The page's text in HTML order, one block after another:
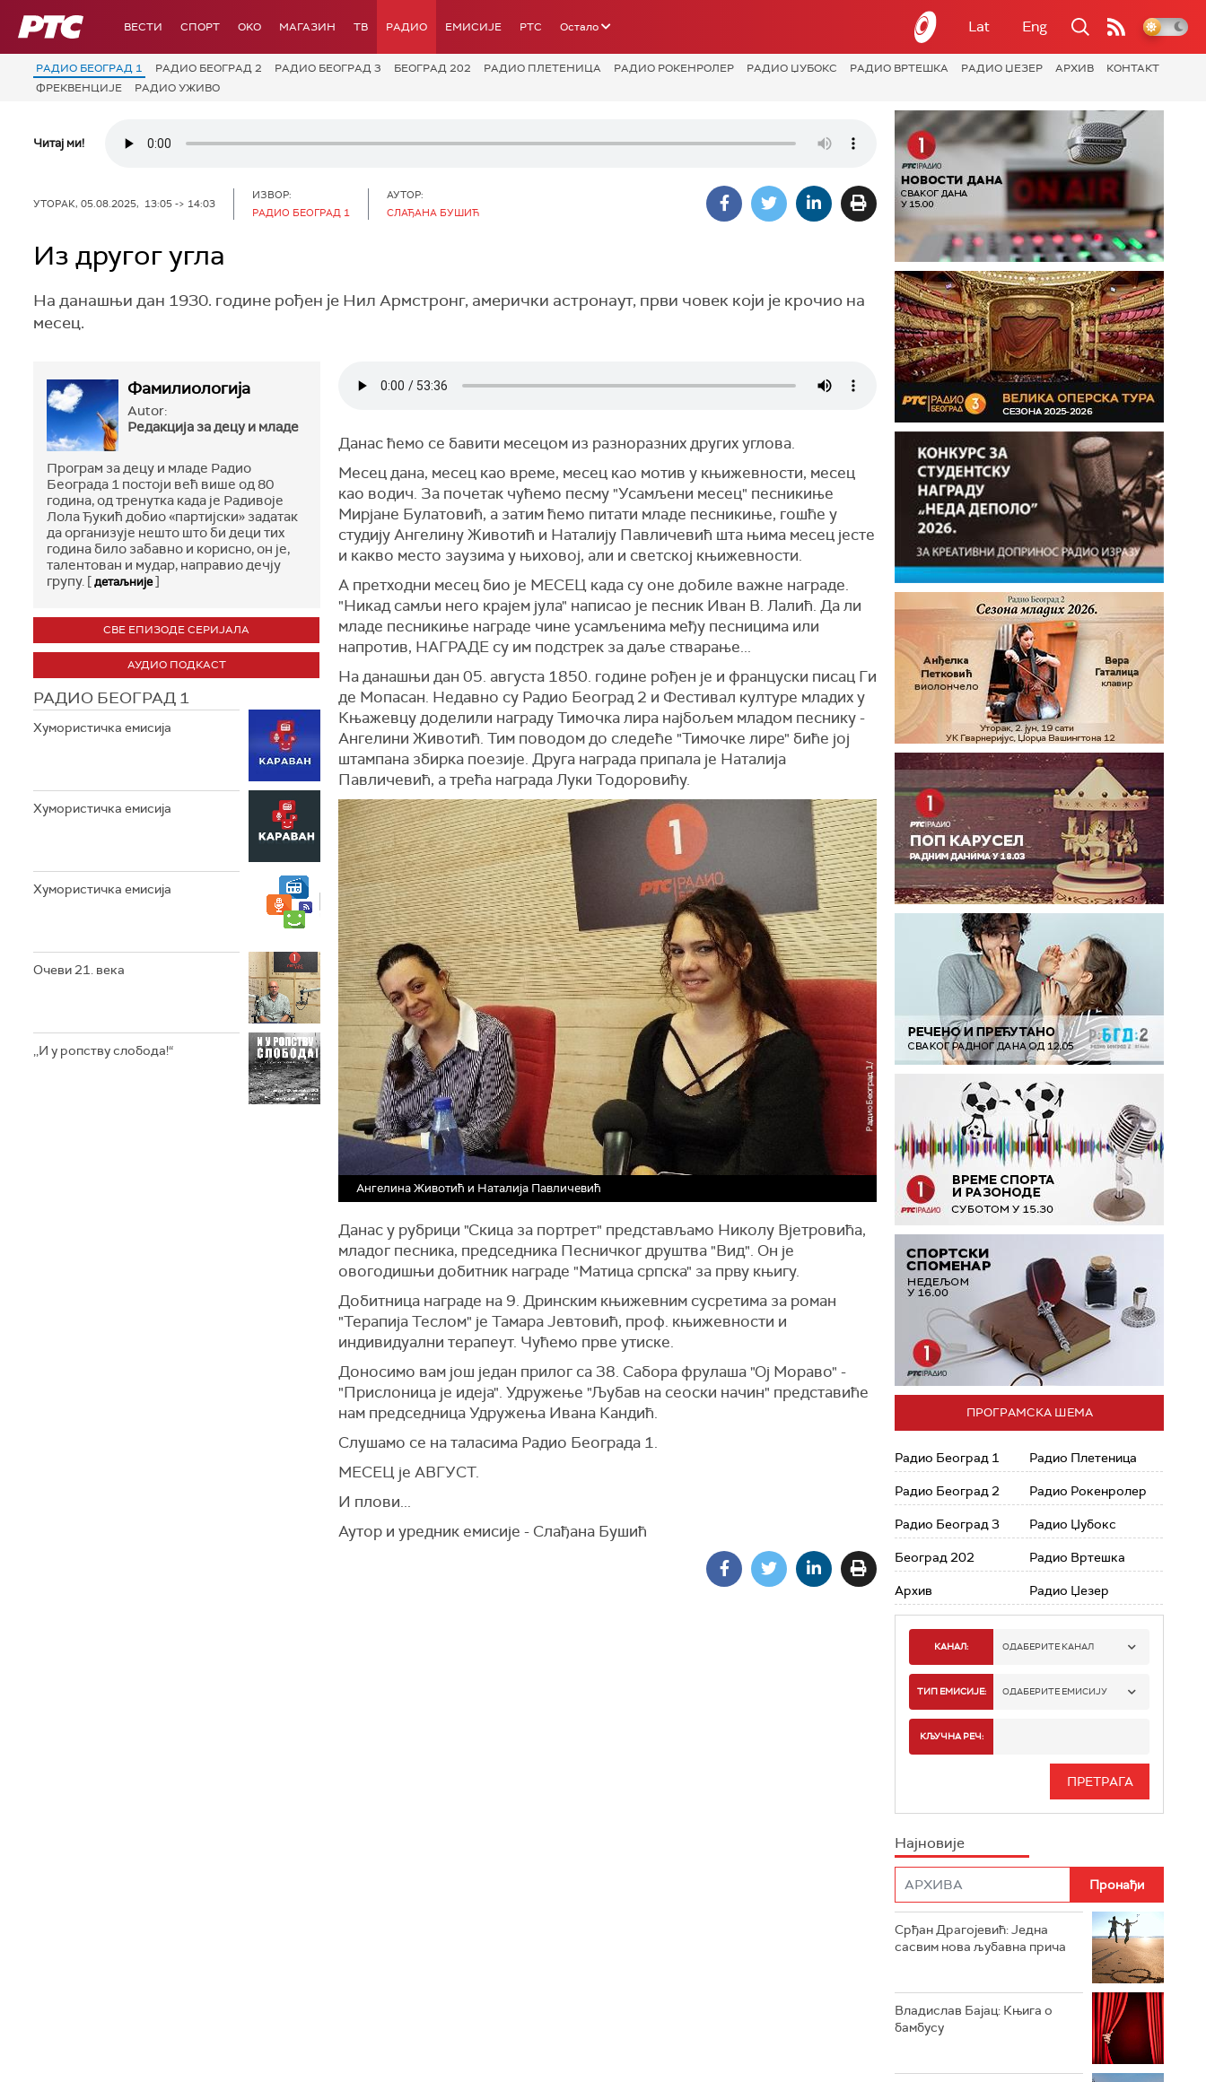
РТС ВЕСТИ СПОРТ OKO МАГАЗИН ТВ РАДИО ЕМИСИЈЕ РТС Остало Lat Eng
РАДИО БЕОГРАД 1 РАДИО БЕОГРАД 2 РАДИО БЕОГРАД 3 БЕОГРАД 202 РАДИО ПЛЕТЕНИЦА РАДИО РОКЕНРОЛЕР РАДИО ЏУБОКС РАДИО ВРТЕШКА РАДИО ЏЕЗЕР АРХИВ
КОНТАКТ
ФРЕКВЕНЦИЈЕ
РАДИО УЖИВО
Читај ми!
УТОРАК, 05.08.2025, 13:05 -> 14:03
ИЗВОР:
РАДИО БЕОГРАД 1
АУТОР:
СЛАЂАНА БУШИЋ
Из другог угла
На данашњи дан 1930. године рођен је Нил Армстронг, амерички астронаут, први човек који је крочио на
месец.
Фамилиологија
Autor:
Редакција за децу и младе
Програм за децу и младе Радио
Београда 1 постоји већ више од 80
година, од тренутка када је Радивоје
Лола Ђукић добио «партијски» задатак
да организује нешто што би деци тих
година било забавно и корисно, он је,
талентован и мудар, направио дечју
групу. [детаљније]
СВЕ ЕПИЗОДЕ СЕРИЈАЛА
АУДИО ПОДКАСТ
РАДИО БЕОГРАД 1
Хумористичка емисија
Хумористичка емисија
Хумористичка емисија
Очеви 21. века
,,И у ропству слобода!“
Данас ћемо се бавити месецом из разноразних других углова.
Месец дана, месец као време, месец као мотив у књижевности, месец
као водич. За почетак чућемо песму "Усамљени месец" песникиње
Мирјане Булатовић, а затим ћемо питати младе песникиње, гошће у
студију Ангелину Животић и Наталију Павличевић шта њима месец јесте
и какво место заузима у њиховој, али и светској књижевности.
А претходни месец био је МЕСЕЦ када су оне добиле важне награде.
"Никад самљи него крајем јула" написао је песник Иван В. Лалић. Да ли
младе песникиње награде чине усамљенима међу песницима или
напротив, НАГРАДЕ су им подстрек за даље стварање...
На данашњи дан 05. августа 1850. године рођен је и француски писац Ги
де Мопасан. Недавно су Радио Београд 2 и Фестивал културе младих у
Књажевцу доделили награду Тимочка лира најбољем младом песнику -
Ангелини Животић. Тим поводом до следеће "Тимочке лире" биће јој
штампана збирка поезије. Друга награда припала је Наталија
Павличевић, а трећа награда Луки Тодоровићу.
Ангелина Животић и Наталија Павличевић
Данас у рубрици "Скица за портрет" представљамо Николу Вјетровића,
младог песника, председника Песничког друштва "Вид". Он је
овогодишњи добитник награде "Матица српска" за прву књигу.
Добитница награде на 9. Дринским књижевним сусретима за роман
"Терапија Теслом" је Тамара Јевтовић, проф. књижевности и
индивидуални терапеут. Чућемо прве утиске.
Доносимо вам још један прилог са 38. Сабора фрулаша "Ој Мораво" -
"Прислоница је идеја". Удружење "Љубав на сеоски начин" представиће
нам председница Удружења Ивана Кандић.
Слушамо се на таласима Радио Београда 1.
МЕСЕЦ је АВГУСТ.
И плови...
Аутор и уредник емисије - Слађана Бушић
ПРОГРАМСКА ШЕМА
Радио Београд 1
Радио Београд 2
Радио Београд 3
Београд 202
Архив
Радио Плетеница
Радио Рокенролер
Радио Џубокс
Радио Вртешка
Радио Џезер
КАНАЛ: ОДАБЕРИТЕ КАНАЛ
РАДИО БЕОГРАД 1
РАДИО БЕОГРАД 3
РАДИО РОКЕНРОЛЕР
РАДИО ЏУБОКС
РАДИО ВРТЕШКА
РАДИО ЏЕЗЕР
ТИП ЕМИСИЈЕ: ОДАБЕРИТЕ ЕМИСИЈУ
ИНФО
КЉУЧНА РЕЧ:
Најновије
Срђан Драгојевић: Једна
сасвим нова љубавна прича
Владислав Бајац: Књига о
бамбусу